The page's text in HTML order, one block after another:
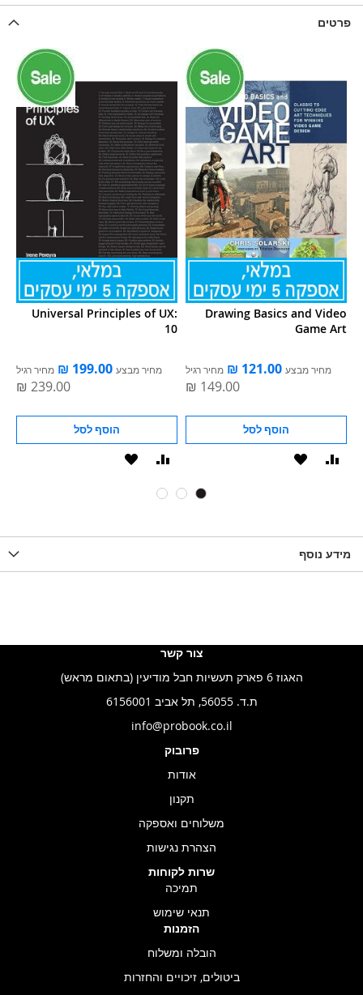
פרטים
Universal Principles of UX:
10
מחיר מבצע מחיר רגיל
הוסף לסל
הוסף
להשוואה
Drawing Basics and Video
Game Art
מחיר מבצע מחיר רגיל
הוסף לסל
הוסף
מידע נוסף
צור קשר
האגוז 6 פארק תעשיות חבל מודיעין (בתאום מראש)
ת.ד. 56055, תל אביב 6156001
info@probook.co.il
פרובוק
אודות
תקנון
משלוחים ואספקה
הצהרת נגישות
שרות לקוחות
תמיכה
תנאי שימוש
הזמנות
הובלה ומשלוח
ביטולים, זיכויים והחזרות